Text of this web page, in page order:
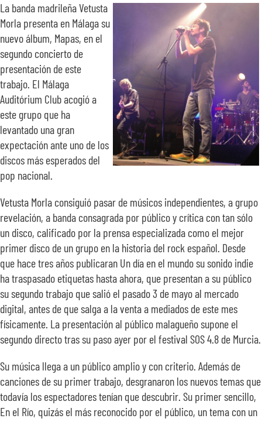
La banda madrileña Vetusta
Morla presenta en Málaga su
nuevo álbum, Mapas, en el
segundo concierto de
presentación de este
trabajo. El Málaga
Auditórium Club acogió a
este grupo que ha
levantado una gran
expectación ante uno de los
discos más esperados del
pop nacional.
Vetusta Morla consiguió pasar de músicos independientes, a grupo
revelación, a banda consagrada por público y crítica con tan sólo
un disco, calificado por la prensa especializada como el mejor
primer disco de un grupo en la historia del rock español. Desde
que hace tres años publicaran Un día en el mundo su sonido indie
ha traspasado etiquetas hasta ahora, que presentan a su público
su segundo trabajo que salió el pasado 3 de mayo al mercado
digital, antes de que salga a la venta a mediados de este mes
físicamente. La presentación al público malagueño supone el
segundo directo tras su paso ayer por el festival SOS 4.8 de Murcia.
Su música llega a un público amplio y con criterio. Además de
canciones de su primer trabajo, desgranaron los nuevos temas que
todavía los espectadores tenían que descubrir. Su primer sencillo,
En el Río, quizás el más reconocido por el público, un tema con un